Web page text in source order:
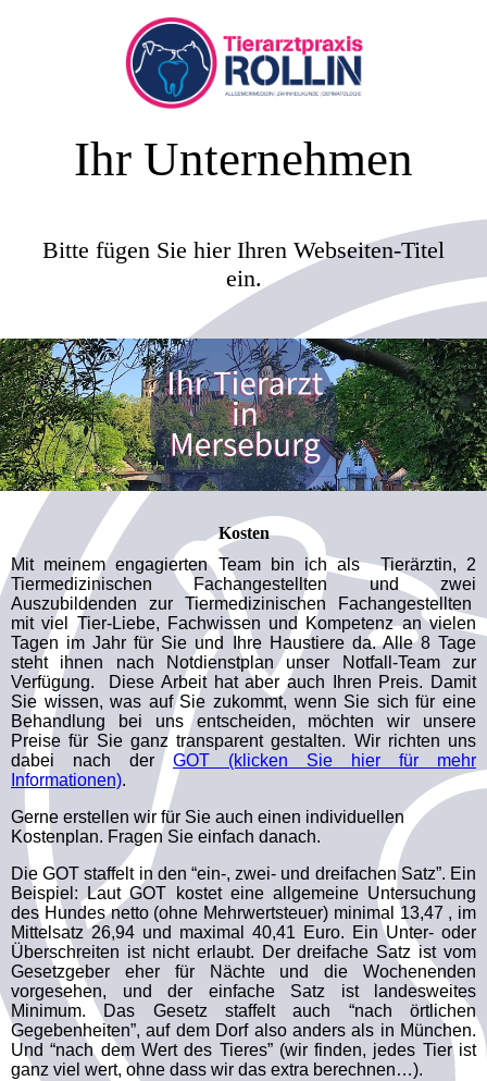
Ihr Unternehmen
Bitte fügen Sie hier Ihren Webseiten-Titel
ein.
Kosten
Mit meinem engagierten Team bin ich als Tierärztin, 2
Tiermedizinischen Fachangestellten und zwei
Auszubildenden zur Tiermedizinischen Fachangestellten
mit viel Tier-Liebe, Fachwissen und Kompetenz an vielen
Tagen im Jahr für Sie und Ihre Haustiere da. Alle 8 Tage
steht ihnen nach Notdienstplan unser Notfall-Team zur
Verfügung. Diese Arbeit hat aber auch Ihren Preis. Damit
Sie wissen, was auf Sie zukommt, wenn Sie sich für eine
Behandlung bei uns entscheiden, möchten wir unsere
Preise für Sie ganz transparent gestalten. Wir richten uns
dabei nach der GOT (klicken Sie hier für mehr
Informationen).
Gerne erstellen wir für Sie auch einen individuellen
Kostenplan. Fragen Sie einfach danach.
Die GOT staffelt in den “ein-, zwei- und dreifachen Satz”. Ein
Beispiel: Laut GOT kostet eine allgemeine Untersuchung
des Hundes netto (ohne Mehrwertsteuer) minimal 13,47 , im
Mittelsatz 26,94 und maximal 40,41 Euro. Ein Unter- oder
Überschreiten ist nicht erlaubt. Der dreifache Satz ist vom
Gesetzgeber eher für Nächte und die Wochenenden
vorgesehen, und der einfache Satz ist landesweites
Minimum. Das Gesetz staffelt auch “nach örtlichen
Gegebenheiten”, auf dem Dorf also anders als in München.
Und “nach dem Wert des Tieres” (wir finden, jedes Tier ist
ganz viel wert, ohne dass wir das extra berechnen…).